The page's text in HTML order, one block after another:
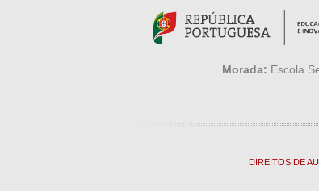
Morada: Escola
DIREITOS DE